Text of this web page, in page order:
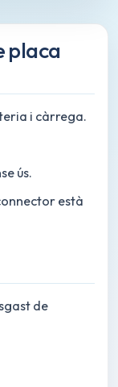
placa
i càrrega.
ús.
està
de